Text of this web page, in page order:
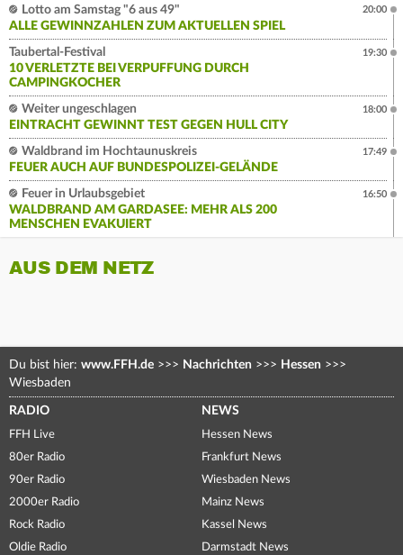
Lotto am Samstag "6 aus 49"
ALLE GEWINNZAHLEN ZUM AKTUELLEN SPIEL
20:00
Taubertal-Festival
10 VERLETZTE BEI VERPUFFUNG DURCH
CAMPINGKOCHER
19:30
Weiter ungeschlagen
EINTRACHT GEWINNT TEST GEGEN HULL CITY
18:00
Waldbrand im Hochtaunuskreis
FEUER AUCH AUF BUNDESPOLIZEI-GELÄNDE
17:49
Feuer in Urlaubsgebiet
WALDBRAND AM GARDASEE: MEHR ALS 200
MENSCHEN EVAKUIERT
16:50
AUS DEM NETZ
Du bist hier: www.FFH.de >>> Nachrichten >>> Hessen >>>
Wiesbaden
RADIO
FFH Live
80er Radio
90er Radio
2000er Radio
Rock Radio
Oldie Radio
NEWS
Hessen News
Frankfurt News
Wiesbaden News
Mainz News
Kassel News
Darmstadt News